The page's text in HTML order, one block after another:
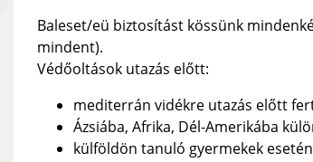
Baleset/eü biztosítást kössünk
mindent).
Védőoltások utazás előtt:
mediterrán vidékre utazás előtt
Ázsiába, Afrika, Dél-Amerikába
külföldön tanuló gyermekek